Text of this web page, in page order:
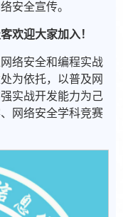
安全宣传。
欢迎大家加入！
络安全和编程实战
为依托，以普及网
实战开发能力为己
网络安全学科竞赛